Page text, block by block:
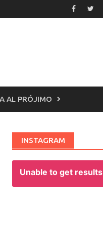
AL PRÓJIMO
INSTAGRAM
Unable to get results